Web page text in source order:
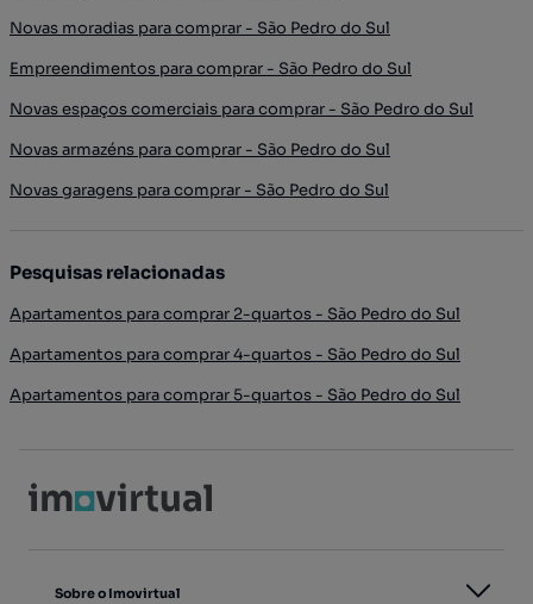
Novas moradias para comprar - São Pedro do Sul
Empreendimentos para comprar - São Pedro do Sul
Novas espaços comerciais para comprar - São Pedro do Sul
Novas armazéns para comprar - São Pedro do Sul
Novas garagens para comprar - São Pedro do Sul
Pesquisas relacionadas
Apartamentos para comprar 2-quartos - São Pedro do Sul
Apartamentos para comprar 4-quartos - São Pedro do Sul
Apartamentos para comprar 5-quartos - São Pedro do Sul
Sobre o Imovirtual